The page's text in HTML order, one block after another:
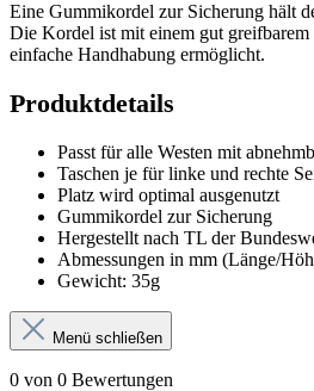
Eine Gummikordel zur Sicherung hält
Die Kordel ist mit einem gut greifbarem
einfache Handhabung ermöglicht.
Produktdetails
Passt für alle Westen mit
Taschen je für linke und rechte
Platz wird optimal ausgenutzt
Gummikordel zur Sicherung
Hergestellt nach TL der
Abmessungen in mm (Länge/
Gewicht: 35g
Menü schließen
0 von 0 Bewertungen